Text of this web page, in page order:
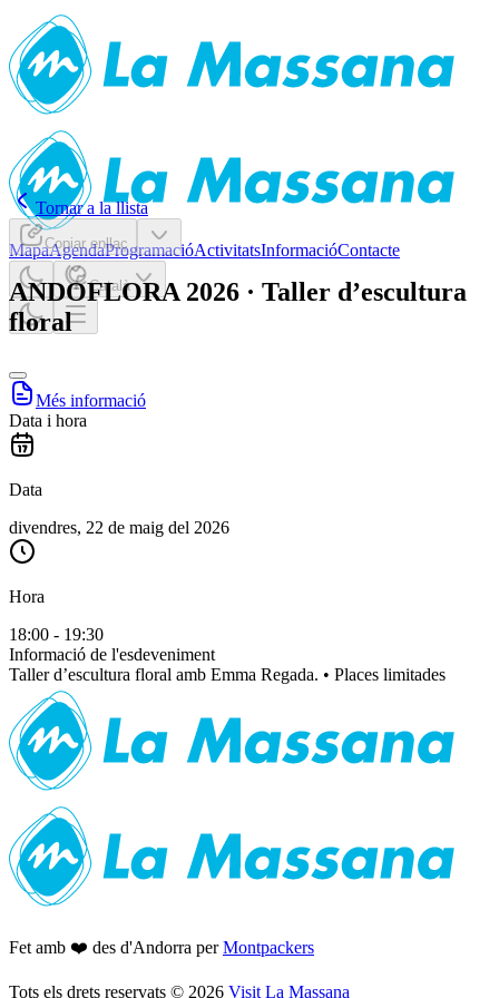
MapaAgendaProgramacióActivitatsInformacióContacte
Català
Tornar a la llista
Copiar enllaç
ANDOFLORA 2026 · Taller d’escultura
floral
Més informació
Data i hora
Data
divendres, 22 de maig del 2026
Hora
18:00 - 19:30
Informació de l'esdeveniment
Taller d’escultura floral amb Emma Regada. • Places limitades
Fet amb ❤️ des d'Andorra per Montpackers
Tots els drets reservats © 2026 Visit La Massana